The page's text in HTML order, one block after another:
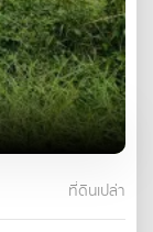
ที่ดินเปล่า